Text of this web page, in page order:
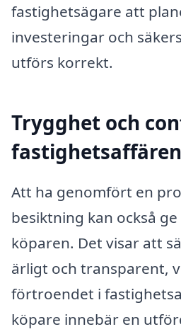
fastighetsägare att
investeringar och
utförs korrekt.
Trygghet och
fastighetsaffären
Att ha genomfört en
besiktning kan också
köparen. Det visar att
ärligt och transparent,
förtroendet i
köpare innebär en